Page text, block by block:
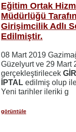
Eğitim Ortak
Müdürlüğü
Girişimcilik Adlı
Edilmiştir.
08 Mart 2019
Güzelyurt ve 29 Mart
gerçekleştirilecek
İPTALedilmiş olup
Yeni tarihler ileriki g
görüntüle